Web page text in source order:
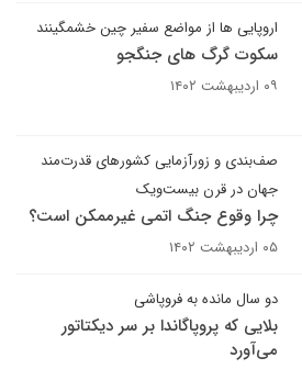
اروپایی ها از مواضع سفیر چین خشمگینند
سکوت گرگ های جنگجو
۰۹ اردیبهشت ۱۴۰۲
صف‌بندی و زورآزمایی کشورهای قدرت‌مند
جهان در قرن بیست‌ویک
چرا وقوع جنگ اتمی غیرممکن است؟
۰۵ اردیبهشت ۱۴۰۲
دو سال مانده به فروپاشی
بلایی که پروپاگاندا بر سر دیکتاتور
می‌آورد